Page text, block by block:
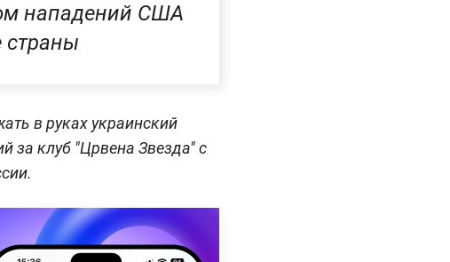
нападений США
страны
в руках украинский
за клуб "Црвена Звезда" с